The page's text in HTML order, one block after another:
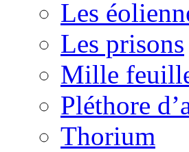
Les
Les prisons
Mille
Pléthore
Thorium